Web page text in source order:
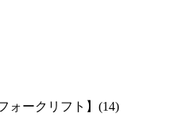
ォークリフト】(14)